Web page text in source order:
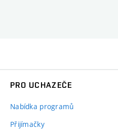
PRO UCHAZEČE
Nabídka programů
Přijímačky